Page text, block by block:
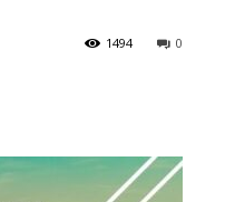
0
1494